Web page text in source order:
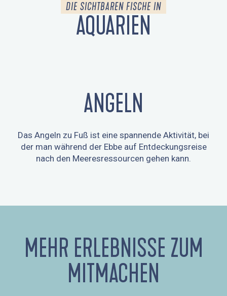
DIE SICHTBAREN FISCHE IN
AQUARIEN
ANGELN
Das Angeln zu Fuß ist eine spannende Aktivität, bei
der man während der Ebbe auf Entdeckungsreise
nach den Meeresressourcen gehen kann.
MEHR ERLEBNISSE ZUM
MITMACHEN